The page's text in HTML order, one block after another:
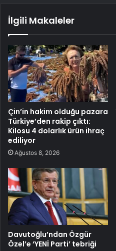
İlgili Makaleler
Çin’in hakim olduğu pazara
Türkiye’den rakip çıktı:
Kilosu 4 dolarlık ürün ihraç
ediliyor
Ağustos 8, 2026
Davutoğlu’ndan Özgür
Özel’e ‘YENİ Parti’ tebriği